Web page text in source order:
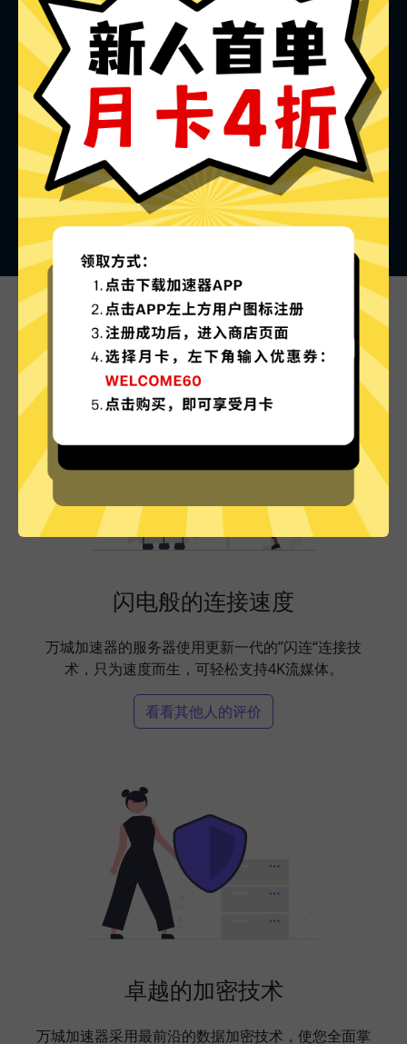
万城加速器的特色
闪电般的连接速度
万城加速器的服务器使用更新一代的”闪连“连接技
术，只为速度而生，可轻松支持4K流媒体。
看看其他人的评价
卓越的加密技术
万城加速器采用最前沿的数据加密技术，使您全面掌